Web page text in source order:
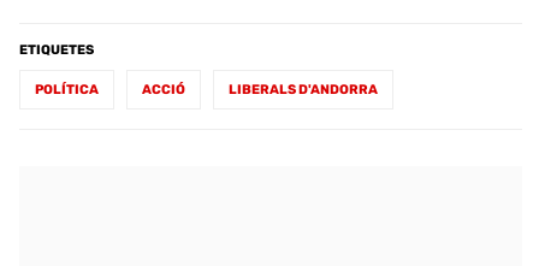
ETIQUETES
POLÍTICA ACCIÓ LIBERALS D'ANDORRA